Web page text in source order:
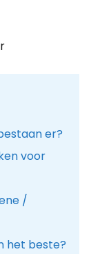
er?
voor
/
het beste?